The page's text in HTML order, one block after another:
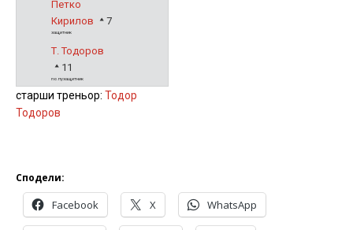
Петко
Кирилов
7
защитник
Т. Тодоров
11
полузащитник
старши треньор: Тодор
Тодоров
Сподели:
Facebook X WhatsApp